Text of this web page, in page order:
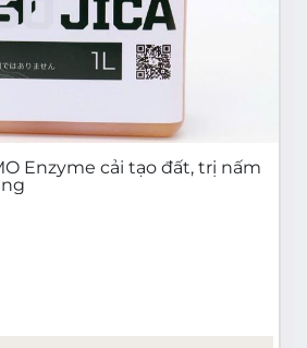
Enzyme cải tạo đất, trị nấm